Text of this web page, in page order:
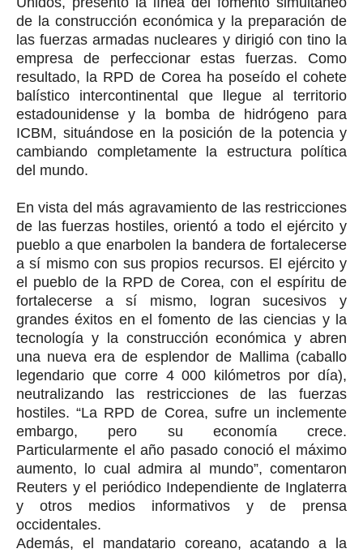
de la construcción económica y la preparación de
las fuerzas armadas nucleares y dirigió con tino la
empresa de perfeccionar estas fuerzas. Como
resultado, la RPD de Corea ha poseído el cohete
balístico intercontinental que llegue al territorio
estadounidense y la bomba de hidrógeno para
ICBM, situándose en la posición de la potencia y
cambiando completamente la estructura política
del mundo.
En vista del más agravamiento de las restricciones
de las fuerzas hostiles, orientó a todo el ejército y
pueblo a que enarbolen la bandera de fortalecerse
a sí mismo con sus propios recursos. El ejército y
el pueblo de la RPD de Corea, con el espíritu de
fortalecerse a sí mismo, logran sucesivos y
grandes éxitos en el fomento de las ciencias y la
tecnología y la construcción económica y abren
una nueva era de esplendor de Mallima (caballo
legendario que corre 4 000 kilómetros por día),
neutralizando las restricciones de las fuerzas
hostiles. “La RPD de Corea, sufre un inclemente
embargo, pero su economía crece.
Particularmente el año pasado conoció el máximo
aumento, lo cual admira al mundo”, comentaron
Reuters y el periódico Independiente de Inglaterra
y otros medios informativos y de prensa
occidentales.
Además, el mandatario coreano, acatando a la